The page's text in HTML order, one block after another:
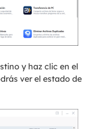
y haz clic en el
ver el estado de